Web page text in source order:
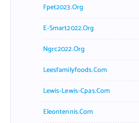
Fpet2023.org
E-Smart2022.org
Ngrc2022.org
Leesfamilyfoods.com
Lewis-Lewis-Cpas.com
Eleontennis.com